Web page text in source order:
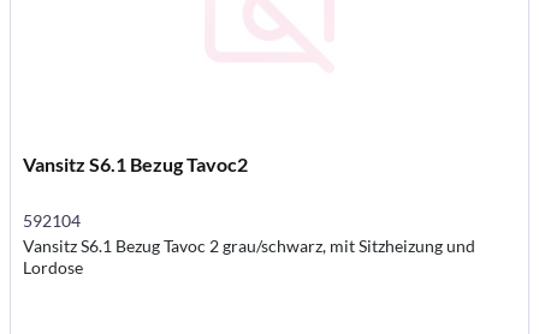
Vansitz S6.1 Bezug Tavoc2
592104
Vansitz S6.1 Bezug Tavoc 2 grau/schwarz, mit Sitzheizung und
Lordose